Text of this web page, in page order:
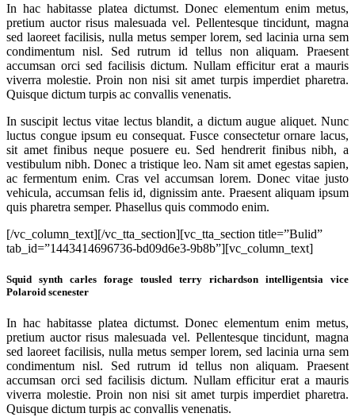
In hac habitasse platea dictumst. Donec elementum enim metus,
pretium auctor risus malesuada vel. Pellentesque tincidunt, magna
sed laoreet facilisis, nulla metus semper lorem, sed lacinia urna sem
condimentum nisl. Sed rutrum id tellus non aliquam. Praesent
accumsan orci sed facilisis dictum. Nullam efficitur erat a mauris
viverra molestie. Proin non nisi sit amet turpis imperdiet pharetra.
Quisque dictum turpis ac convallis venenatis.
In suscipit lectus vitae lectus blandit, a dictum augue aliquet. Nunc
luctus congue ipsum eu consequat. Fusce consectetur ornare lacus,
sit amet finibus neque posuere eu. Sed hendrerit finibus nibh, a
vestibulum nibh. Donec a tristique leo. Nam sit amet egestas sapien,
ac fermentum enim. Cras vel accumsan lorem. Donec vitae justo
vehicula, accumsan felis id, dignissim ante. Praesent aliquam ipsum
quis pharetra semper. Phasellus quis commodo enim.
[/vc_column_text][/vc_tta_section][vc_tta_section title=”Bulid”
tab_id=”1443414696736-bd09d6e3-9b8b”][vc_column_text]
Squid synth carles forage tousled terry richardson intelligentsia vice
Polaroid scenester
In hac habitasse platea dictumst. Donec elementum enim metus,
pretium auctor risus malesuada vel. Pellentesque tincidunt, magna
sed laoreet facilisis, nulla metus semper lorem, sed lacinia urna sem
condimentum nisl. Sed rutrum id tellus non aliquam. Praesent
accumsan orci sed facilisis dictum. Nullam efficitur erat a mauris
viverra molestie. Proin non nisi sit amet turpis imperdiet pharetra.
Quisque dictum turpis ac convallis venenatis.